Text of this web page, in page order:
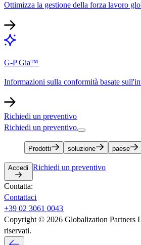
Ottimizza la gestione della forza lavoro
G-P Gia™​​
Informazioni sulla conformità basate
Richiedi un preventivo​​
Richiedi un preventivo​​
Prodotti​​ soluzione​​ paese​​
Accedi​​ Richiedi un preventivo​​
Contatta:​​
Contattaci​​
+39 02 3061 0043​​
Copyright © 2026 Globalization Partners
riservati.​​